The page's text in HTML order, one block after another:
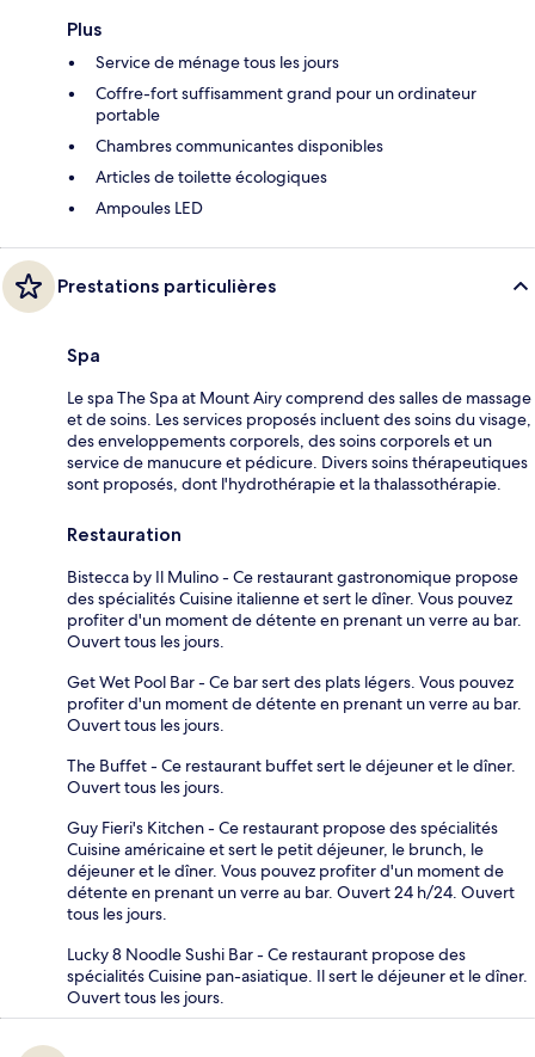
Plus
Service de ménage tous les jours
Coffre-fort suffisamment grand pour un ordinateur
portable
Chambres communicantes disponibles
Articles de toilette écologiques
Ampoules LED
Prestations particulières
Spa
Le spa The Spa at Mount Airy comprend des salles de massage
et de soins. Les services proposés incluent des soins du visage,
des enveloppements corporels, des soins corporels et un
service de manucure et pédicure. Divers soins thérapeutiques
sont proposés, dont l'hydrothérapie et la thalassothérapie.
Restauration
Bistecca by Il Mulino - Ce restaurant gastronomique propose
des spécialités Cuisine italienne et sert le dîner. Vous pouvez
profiter d'un moment de détente en prenant un verre au bar.
Ouvert tous les jours.
Get Wet Pool Bar - Ce bar sert des plats légers. Vous pouvez
profiter d'un moment de détente en prenant un verre au bar.
Ouvert tous les jours.
The Buffet - Ce restaurant buffet sert le déjeuner et le dîner.
Ouvert tous les jours.
Guy Fieri's Kitchen - Ce restaurant propose des spécialités
Cuisine américaine et sert le petit déjeuner, le brunch, le
déjeuner et le dîner. Vous pouvez profiter d'un moment de
détente en prenant un verre au bar. Ouvert 24 h/24. Ouvert
tous les jours.
Lucky 8 Noodle Sushi Bar - Ce restaurant propose des
spécialités Cuisine pan-asiatique. Il sert le déjeuner et le dîner.
Ouvert tous les jours.